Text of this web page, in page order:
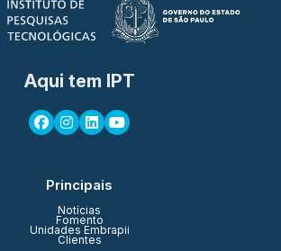
Aqui tem IPT
Principais
Notícias
Fomento
Unidades Embrapii
Clientes